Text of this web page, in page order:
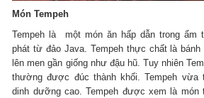
Món Tempeh
Tempeh là một món ăn hấp dẫn trong ẩm
phát từ đảo Java. Tempeh thực chất là
lên men gần giống như đậu hũ. Tuy nhiên
thường được đúc thành khối. Tempeh vừa
dinh dưỡng cao. Tempeh được xem là